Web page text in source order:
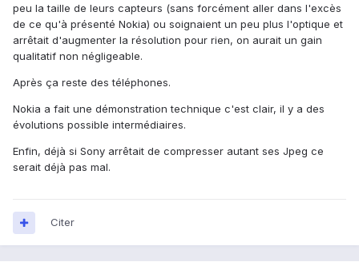
peu la taille de leurs capteurs (sans forcément aller dans l'excès
de ce qu'à présenté Nokia) ou soignaient un peu plus l'optique et
arrêtait d'augmenter la résolution pour rien, on aurait un gain
qualitatif non négligeable.
Après ça reste des téléphones.
Nokia a fait une démonstration technique c'est clair, il y a des
évolutions possible intermédiaires.
Enfin, déjà si Sony arrêtait de compresser autant ses Jpeg ce
serait déjà pas mal.
Citer